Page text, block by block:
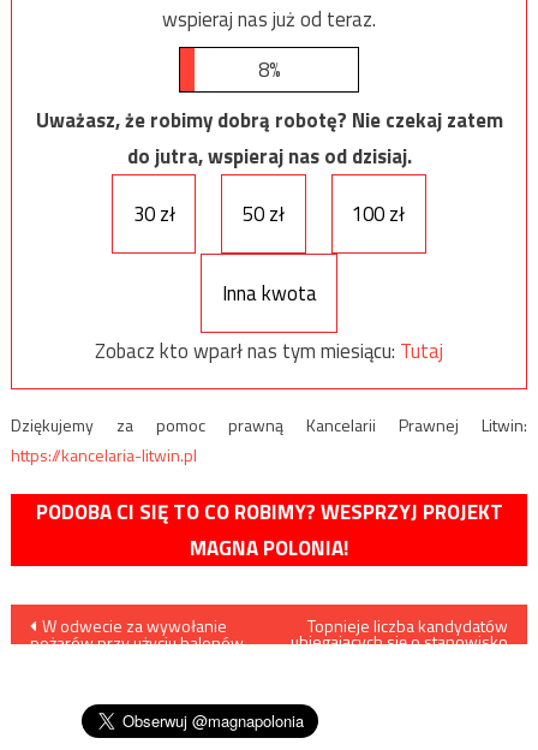
wspieraj nas już od teraz.
8%
Uważasz, że robimy dobrą robotę? Nie czekaj zatem
do jutra, wspieraj nas od dzisiaj.
30 zł
50 zł 100 zł
Inna kwota
Zobacz kto wparł nas tym miesiącu: Tutaj
Dziękujemy za pomoc prawną Kancelarii Prawnej Litwin:
https://kancelaria-litwin.pl
PODOBA CI SIĘ TO CO ROBIMY? WESPRZYJ PROJEKT
MAGNA POLONIA!
Nawigacja
W odwecie za wywołanie
pożarów przy użyciu balonów
Topnieje liczba kandydatów
ubiegających się o stanowisko